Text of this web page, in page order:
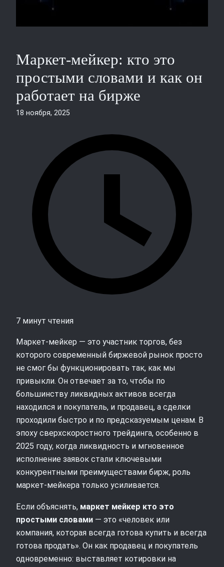
Маркет‑мейкер: кто это
простыми словами и как он
работает на бирже
18 ноября, 2025
7 минут чтения
Маркет‑мейкер — это участник торгов, без
которого современный биржевой рынок просто
не смог бы функционировать так, как мы
привыкли. Он отвечает за то, чтобы по
большинству ликвидных активов всегда
находился и покупатель, и продавец, а сделки
проходили быстро и по предсказуемым ценам. В
эпоху сверхскоростного трейдинга, особенно в
2025 году, когда ликвидность и мгновенное
исполнение заявок стали ключевыми
конкурентными преимуществами бирж, роль
маркет‑мейкера только усиливается.
Если объяснять, маркет мейкер кто это
простыми словами — это «человек или
компания, которая всегда готова купить и всегда
готова продать». Он как продавец и покупатель
одновременно: выставляет котировки на